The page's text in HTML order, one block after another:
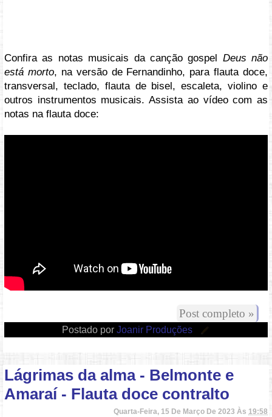
Confira as notas musicais da canção gospel Deus não
está morto, na versão de Fernandinho, para flauta doce,
transversal, teclado, flauta de bisel, escaleta, violino e
outros instrumentos musicais. Assista ao vídeo com as
notas na flauta doce:
Post completo »
Postado por Joanir Produções
Lágrimas da alma - Belmonte e
Amaraí - Flauta doce contralto
Quarta-Feira, 15 De Março De 2023 Às 19:58